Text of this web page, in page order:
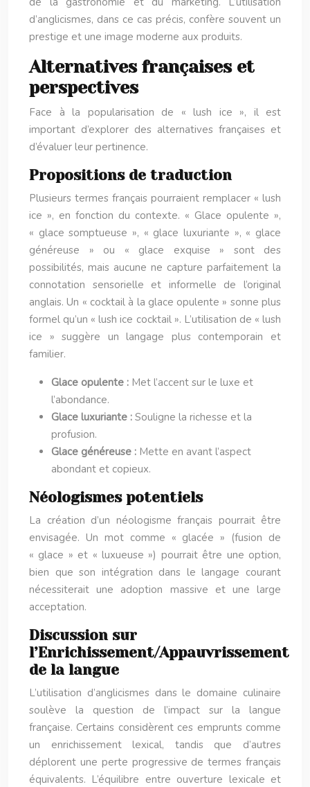
d’anglicismes, dans ce cas précis, confère souvent un
prestige et une image moderne aux produits.
Alternatives françaises et
perspectives
Face à la popularisation de « lush ice », il est
important d’explorer des alternatives françaises et
d’évaluer leur pertinence.
Propositions de traduction
Plusieurs termes français pourraient remplacer « lush
ice », en fonction du contexte. « Glace opulente »,
« glace somptueuse », « glace luxuriante », « glace
généreuse » ou « glace exquise » sont des
possibilités, mais aucune ne capture parfaitement la
connotation sensorielle et informelle de l’original
anglais. Un « cocktail à la glace opulente » sonne plus
formel qu’un « lush ice cocktail ». L’utilisation de « lush
ice » suggère un langage plus contemporain et
familier.
Glace opulente : Met l’accent sur le luxe et
l’abondance.
Glace luxuriante : Souligne la richesse et la
profusion.
Glace généreuse : Mette en avant l’aspect
abondant et copieux.
Néologismes potentiels
La création d’un néologisme français pourrait être
envisagée. Un mot comme « glacée » (fusion de
« glace » et « luxueuse ») pourrait être une option,
bien que son intégration dans le langage courant
nécessiterait une adoption massive et une large
acceptation.
Discussion sur
l’Enrichissement/Appauvrissement
de la langue
L’utilisation d’anglicismes dans le domaine culinaire
soulève la question de l’impact sur la langue
française. Certains considèrent ces emprunts comme
un enrichissement lexical, tandis que d’autres
déplorent une perte progressive de termes français
équivalents. L’équilibre entre ouverture lexicale et